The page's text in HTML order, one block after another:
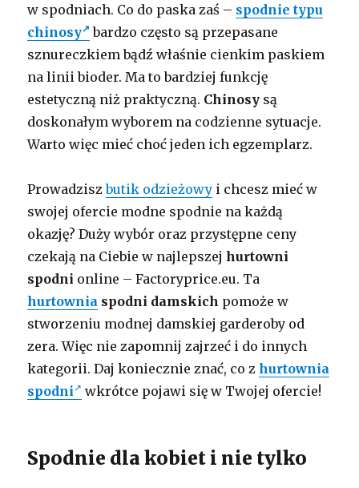
w spodniach. Co do paska zaś – spodnie typu
chinosy
bardzo często są przepasane
sznureczkiem bądź właśnie cienkim paskiem
na linii bioder. Ma to bardziej funkcję
estetyczną niż praktyczną. Chinosy są
doskonałym wyborem na codzienne sytuacje.
Warto więc mieć choć jeden ich egzemplarz.
Prowadziszbutik odzieżowy i chcesz mieć w
swojej ofercie modne spodnie na każdą
okazję? Duży wybór oraz przystępne ceny
czekają na Ciebie w najlepszejhurtowni
spodni online – Factoryprice.eu. Ta
hurtownia spodni damskich pomoże w
stworzeniu modnej damskiej garderoby od
zera. Więc nie zapomnij zajrzeć i do innych
kategorii. Daj koniecznie znać, co zhurtownia
spodni
wkrótce pojawi się w Twojej ofercie!
Spodnie dla kobiet i nie tylko